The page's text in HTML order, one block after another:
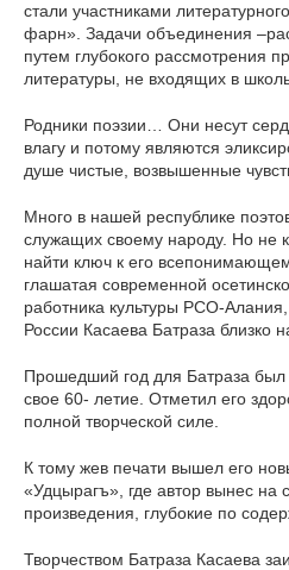
стали участниками
фарн». Задачи объединения
путем глубокого рассмотрения
литературы, не входящих в
Родники поэзии… Они несут
влагу и потому являются
душе чистые, возвышенные
Много в нашей республике
служащих своему народу. Но не
найти ключ к его
глашатая современной
работника культуры РСО-
России Касаева Батраза близко
Прошедший год для Батраза
свое 60- летие. Отметил его
полной творческой силе.
К тому жев печати вышел его
«Удцырагъ», где автор вынес на
произведения, глубокие по
Творчеством Батраза Касаева